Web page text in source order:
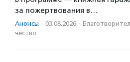
за пожертвования в…
Анонсы · 03.08.2026 ·
чест­во